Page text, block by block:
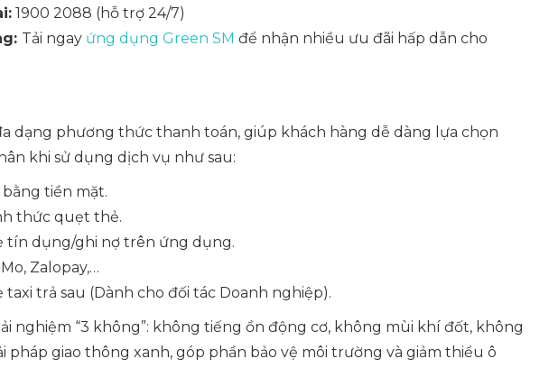
1900 2088 (hỗ trợ 24/7)
Tải ngay ứng dụng Green SM để nhận nhiều ưu đãi hấp dẫn cho
dạng phương thức thanh toán, giúp khách hàng dễ dàng lựa chọn
khi sử dụng dịch vụ như sau:
tiền mặt.
thức quẹt thẻ.
tín dụng/ghi nợ trên ứng dụng.
Zalopay,…
trả sau (Dành cho đối tác Doanh nghiệp).
nghiệm “3 không”: không tiếng ồn động cơ, không mùi khí đốt, không
pháp giao thông xanh, góp phần bảo vệ môi trường và giảm thiểu ô